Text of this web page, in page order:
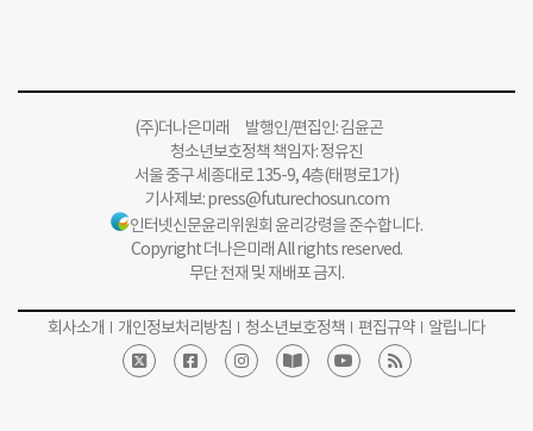
(주)더나은미래 발행인/편집인: 김윤곤
청소년보호정책 책임자: 정유진
서울 중구 세종대로 135-9, 4층(태평로1가)
기사제보:press@futurechosun.com
인터넷신문윤리위원회 윤리강령을 준수합니다.
Copyright 더나은미래 All rights reserved.
무단 전재 및 재배포 금지.
회사소개 개인정보처리방침 청소년보호정책 편집규약 알립니다